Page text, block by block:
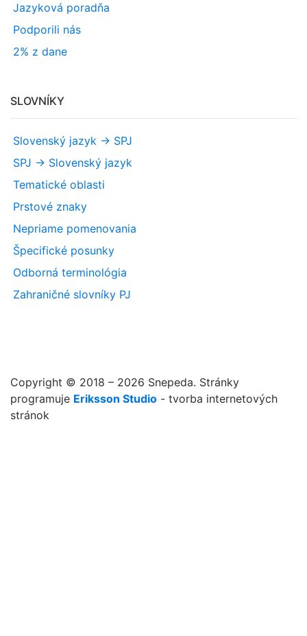
Jazyková poradňa
Podporili nás
2% z dane
SLOVNÍKY
Slovenský jazyk -> SPJ
SPJ -> Slovenský jazyk
Tematické oblasti
Prstové znaky
Nepriame pomenovania
Špecifické posunky
Odborná terminológia
Zahraničné slovníky PJ
Copyright © 2018 – 2026 Snepeda. Stránky
programuje Eriksson Studio - tvorba internetových
stránok